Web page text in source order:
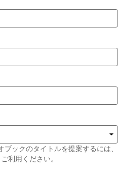
ックのタイトルを提案するには、
利用ください。